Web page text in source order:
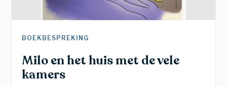
BOEKBESPREKING
Milo en het huis met de vele
kamers